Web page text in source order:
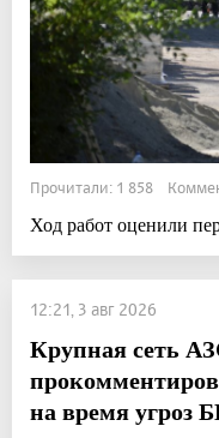
Прочитали: 1 858
Ход работ оценили
12:21, 3 авг 2026
Крупная сеть
на время угроз